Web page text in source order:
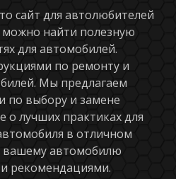
сайт для автолюбителей
можно найти полезную
для автомобилей.
по ремонту и
Мы предлагаем
по выбору и замене
о лучших практиках для
в отличном
вашему автомобилю
рекомендациями.